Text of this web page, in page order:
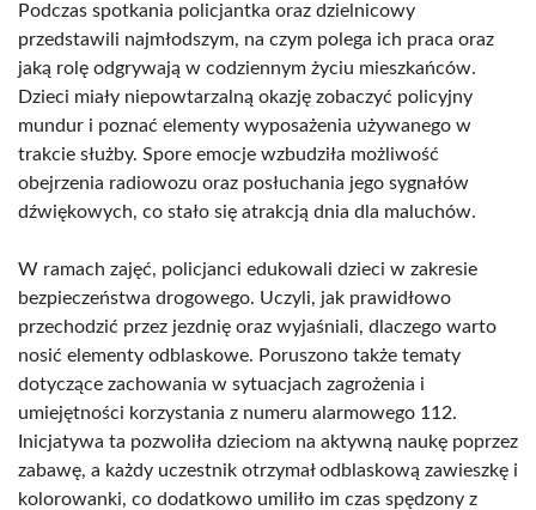
Podczas spotkania policjantka oraz dzielnicowy
przedstawili najmłodszym, na czym polega ich praca oraz
jaką rolę odgrywają w codziennym życiu mieszkańców.
Dzieci miały niepowtarzalną okazję zobaczyć policyjny
mundur i poznać elementy wyposażenia używanego w
trakcie służby. Spore emocje wzbudziła możliwość
obejrzenia radiowozu oraz posłuchania jego sygnałów
dźwiękowych, co stało się atrakcją dnia dla maluchów.
W ramach zajęć, policjanci edukowali dzieci w zakresie
bezpieczeństwa drogowego. Uczyli, jak prawidłowo
przechodzić przez jezdnię oraz wyjaśniali, dlaczego warto
nosić elementy odblaskowe. Poruszono także tematy
dotyczące zachowania w sytuacjach zagrożenia i
umiejętności korzystania z numeru alarmowego 112.
Inicjatywa ta pozwoliła dzieciom na aktywną naukę poprzez
zabawę, a każdy uczestnik otrzymał odblaskową zawieszkę i
kolorowanki, co dodatkowo umiliło im czas spędzony z